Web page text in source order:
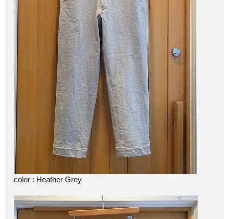
color : Heather Grey